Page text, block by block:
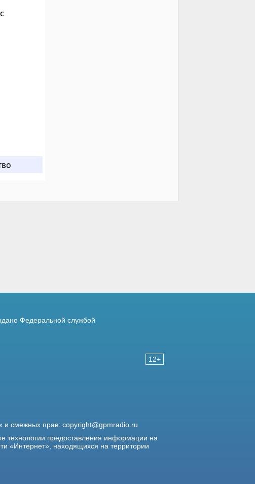
12+
Федеральной службой
и смежных прав: copyright@gpmradio.ru
технологии предоставления информации на
«Интернет», находящихся на территории